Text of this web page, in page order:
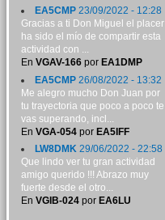
EA5CMP23/09/2022 - 12:28
Gracias a ti Don Miguel el placer
ha sido el mío de compartir esta
actividad con ...
En VGAV-166por EA1DMP
EA5CMP26/08/2022 - 13:32
Me alegro mucho Don Juan por
tu trayectoria que poco a poco te
vas superando, incl...
En VGA-054por EA5IFF
LW8DMK29/06/2022 - 22:58
Que lindo ver tu gran actividad
amigo querido !!! Abrazo muy
fuerte desde el otro...
En VGIB-024por EA6LU